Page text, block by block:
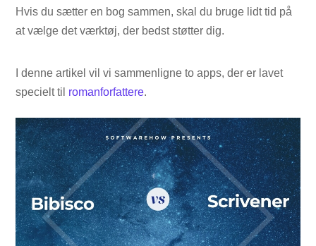
Hvis du sætter en bog sammen, skal du bruge lidt tid på
at vælge det værktøj, der bedst støtter dig.
I denne artikel vil vi sammenligne to apps, der er lavet
specielt til romanforfattere.